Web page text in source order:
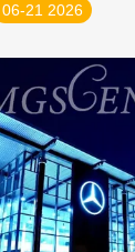
06-21 2026